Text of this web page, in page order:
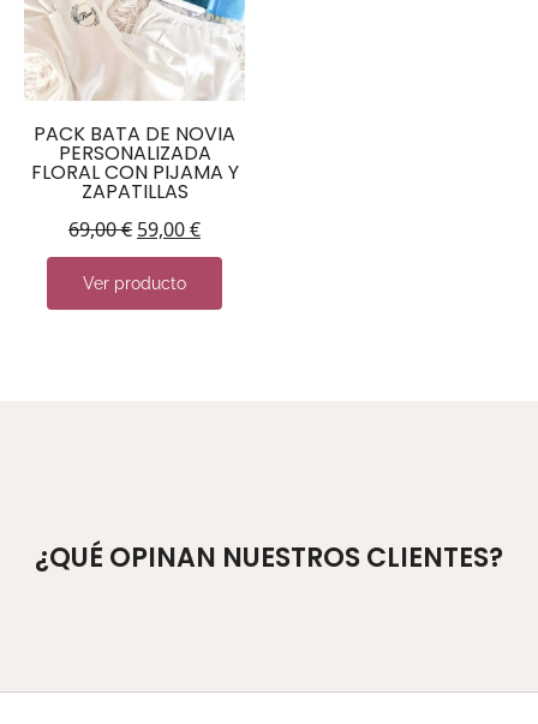
PACK BATA DE NOVIA
PERSONALIZADA
FLORAL CON PIJAMA Y
ZAPATILLAS
69,00€ 59,00€
Ver producto
¿QUÉ OPINAN NUESTROS CLIENTES?